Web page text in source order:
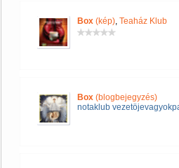
Box (kép), Teaház Klub
Box (blogbejegyzés)
notaklub